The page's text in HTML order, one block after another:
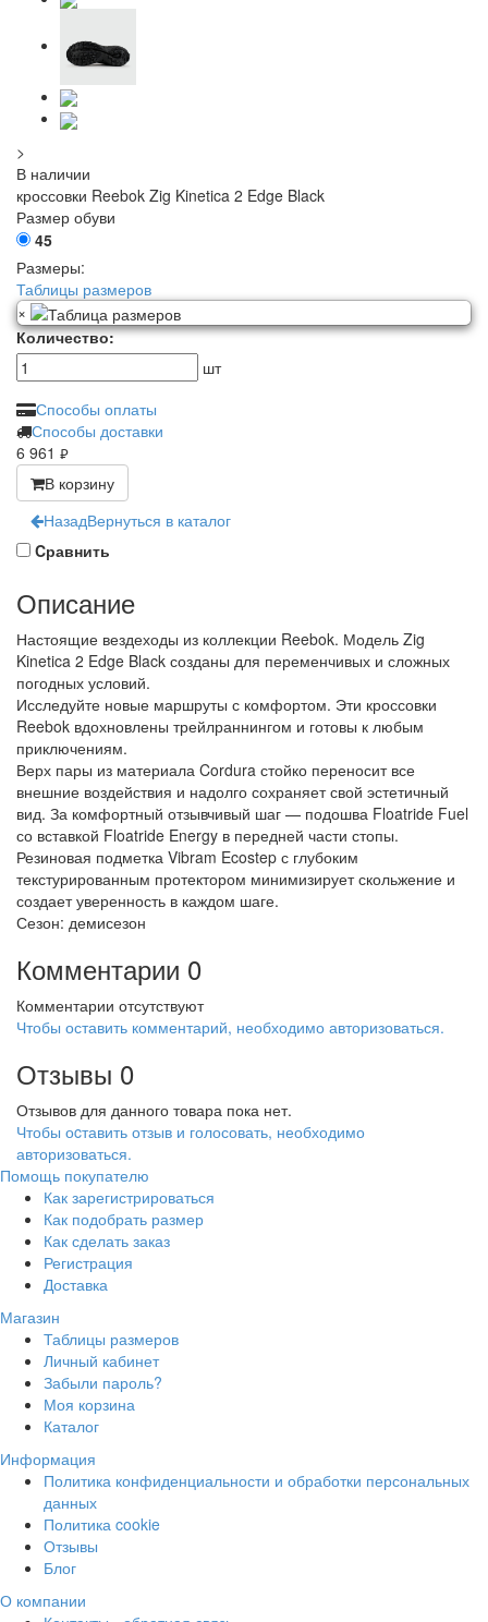
>
В наличии
кроссовки Reebok Zig Kinetica 2 Edge Black
Размер обуви
45
Размеры:
Таблицы размеров
×
Количество:
шт
Способы оплаты
Способы доставки
6 961
руб.
В корзину
НазадВернуться в каталог
Cравнить
Описание
Настоящие вездеходы из коллекции Reebok. Модель Zig
Kinetica 2 Edge Black созданы для переменчивых и сложных
погодных условий.
Исследуйте новые маршруты с комфортом. Эти кроссовки
Reebok вдохновлены трейлраннингом и готовы к любым
приключениям.
Верх пары из материала Cordura стойко переносит все
внешние воздействия и надолго сохраняет свой эстетичный
вид. За комфортный отзывчивый шаг — подошва Floatride Fuel
со вставкой Floatride Energy в передней части стопы.
Резиновая подметка Vibram Ecostep с глубоким
текстурированным протектором минимизирует скольжение и
создает уверенность в каждом шаге.
Сезон: демисезон
Комментарии 0
Комментарии отсутствуют
Чтобы оставить комментарий, необходимо авторизоваться.
Отзывы 0
Отзывов для данного товара пока нет.
Чтобы оcтавить отзыв и голосовать, необходимо
авторизоваться.
Помощь покупателю
Как зарегистрироваться
Как подобрать размер
Как сделать заказ
Регистрация
Доставка
Магазин
Таблицы размеров
Личный кабинет
Забыли пароль?
Моя корзина
Каталог
Информация
Политика конфиденциальности и обработки персональных
данных
Политика cookie
Отзывы
Блог
О компании